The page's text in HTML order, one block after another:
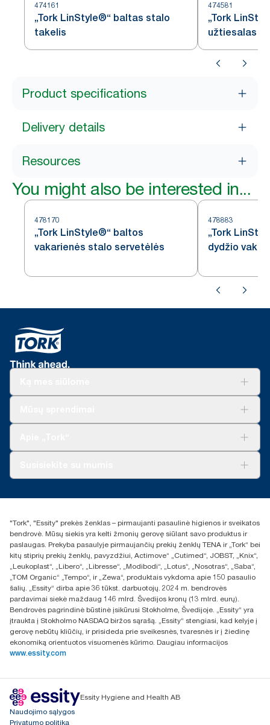
474161
„Tork LinStyle®“ baltas stalo
takelis
474581
„Tork
užtiesalas
Product specifications
Delivery details
Resources
You might also be interested in...
478170
„Tork LinStyle®“ baltos
vakarienės stalo servetėlės
478883
„Tork
dydžio
+370 5 268 3455
UAB Essity Lithuania
Naugarduko g. 98
LT-03160 Vilnius, Lietuva
"Tork", "Essity" prekės ženklas – pirmaujanti pasaulinė higienos ir sveikatos
bendrovė. Mūsų siekis yra kelti žmonių gerovę siūlant savo produktus ir
paslaugas. Prekyba pasaulyje pirmaujančių prekių ženklų TENA ir „Tork“ bei
kitų stiprių prekių ženklų, pavyzdžiui, Actimove“ „Cutimed“, JOBST, „Knix“,
„Leukoplast“, „Libero“, „Libresse“, „Modibodi“, „Lotus“, „Nosotras“, „Saba“,
„TOM Organic“ „Tempo“, ir „Zewa“, produktais vykdoma apie 150 pasaulio
šalių. „Essity“ dirba apie 36 tūkst. darbuotojų. 2024 m. bendrovės
pardavimai siekė maždaug 146 mlrd. Švedijos kronų (13 mlrd. eurų).
Bendrovės pagrindinė būstinė įsikūrusi Stokholme, Švedijoje. „Essity“ yra
įtraukta į Stokholmo NASDAQ biržos sąrašą. „Essity“ stengiasi, kad kelyje į
gerovę nebūtų kliūčių, ir prisideda prie sveikesnės, tvaresnės ir į žiedinę
ekonomiką orientuotos visuomenės kūrimo. Daugiau informacijos
www.essity.com
Essity Hygiene and Health AB
Naudojimo sąlygos
Privatumo politika